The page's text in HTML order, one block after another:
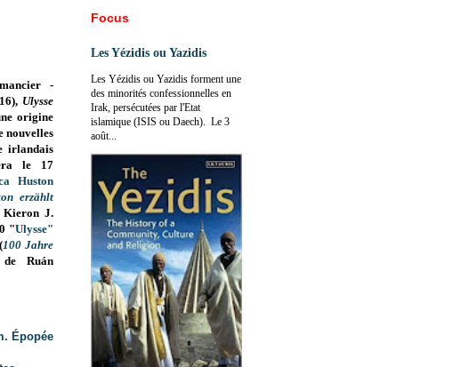
-
Ulysse
origine
nouvelles
irlandais
le 17
Huston
erzählt
Kieron J.
"Ulysse"
100 Jahre
Ruán
Épopée
Focus
Les Yézidis ou Yazidis
Les Yézidis ou Yazidis forment une
des minorités confessionnelles en
Irak, persécutées par l'Etat
islamique (ISIS ou Daech). Le 3
août...